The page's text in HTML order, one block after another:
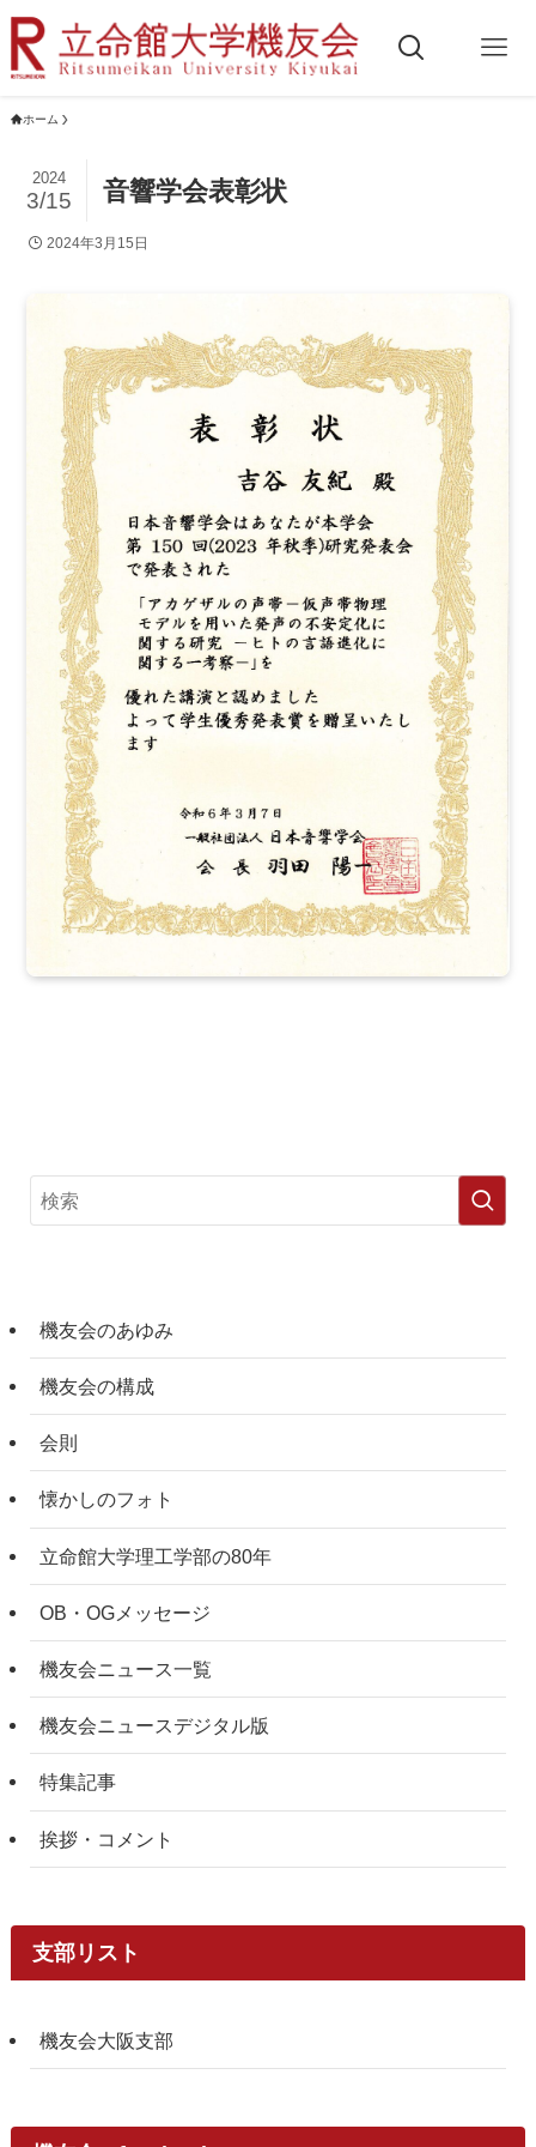
ホーム
音響学会表彰状
2024
3/15
2024年3月15日
機友会のあゆみ
機友会の構成
会則
懐かしのフォト
立命館大学理工学部の80年
OB・OGメッセージ
機友会ニュース一覧
機友会ニュースデジタル版
特集記事
挨拶・コメント
支部リスト
機友会大阪支部